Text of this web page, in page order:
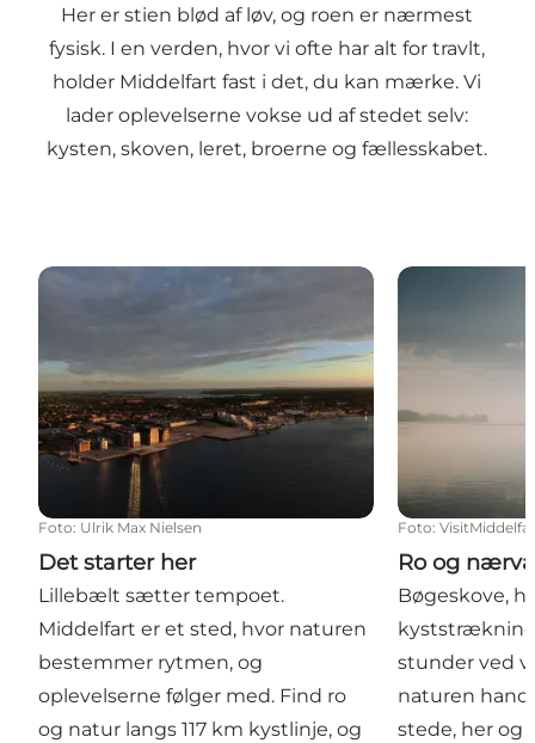
Her er stien blød af løv, og roen er nærmest
fysisk. I en verden, hvor vi ofte har alt for travlt,
holder Middelfart fast i det, du kan mærke. Vi
lader oplevelserne vokse ud af stedet selv:
kysten, skoven, leret, broerne og fællesskabet.
Det starter her
Foto: Ulrik Max Nielsen
Det starter her
Lillebælt sætter tempoet.
Middelfart er et sted, hvor naturen
bestemmer rytmen, og
oplevelserne følger med. Find ro
og natur langs 117 km kystlinje, og
Ro og nærvær
Foto:
Ro og
Bøgeskove,
stunder ved
naturen
stede, her og